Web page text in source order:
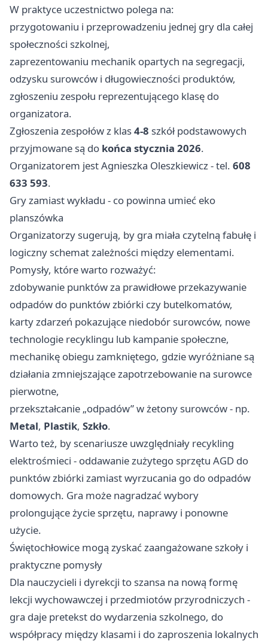
W praktyce uczestnictwo polega na:
przygotowaniu i przeprowadzeniu jednej gry dla całej
społeczności szkolnej,
zaprezentowaniu mechanik opartych na segregacji,
odzysku surowców i długowieczności produktów,
zgłoszeniu zespołu reprezentującego klasę do
organizatora.
Zgłoszenia zespołów z klas4-8 szkół podstawowych
przyjmowane są do końca stycznia 2026.
Organizatorem jest Agnieszka Oleszkiewicz - tel. 608
633 593.
Gry zamiast wykładu - co powinna umieć eko
planszówka
Organizatorzy sugerują, by gra miała czytelną fabułę i
logiczny schemat zależności między elementami.
Pomysły, które warto rozważyć:
zdobywanie punktów za prawidłowe przekazywanie
odpadów do punktów zbiórki czy butelkomatów,
karty zdarzeń pokazujące niedobór surowców, nowe
technologie recyklingu lub kampanie społeczne,
mechanikę obiegu zamkniętego, gdzie wyróżniane są
działania zmniejszające zapotrzebowanie na surowce
pierwotne,
przekształcanie „odpadów” w żetony surowców - np.
Metal, Plastik, Szkło.
Warto też, by scenariusze uwzględniały recykling
elektrośmieci - oddawanie zużytego sprzętu AGD do
punktów zbiórki zamiast wyrzucania go do odpadów
domowych. Gra może nagradzać wybory
prolongujące życie sprzętu, naprawy i ponowne
użycie.
Świętochłowice mogą zyskać zaangażowane szkoły i
praktyczne pomysły
Dla nauczycieli i dyrekcji to szansa na nową formę
lekcji wychowawczej i przedmiotów przyrodniczych -
gra daje pretekst do wydarzenia szkolnego, do
współpracy między klasami i do zaproszenia lokalnych